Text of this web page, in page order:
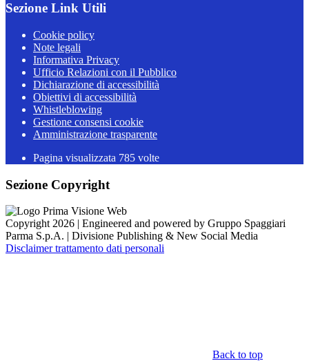
Sezione Link Utili
Cookie policy
Note legali
Informativa Privacy
Ufficio Relazioni con il Pubblico
Dichiarazione di accessibilità
Obiettivi di accessibilità
Whistleblowing
Gestione consensi cookie
Amministrazione trasparente
Pagina visualizzata 785 volte
Sezione Copyright
Copyright 2026 | Engineered and powered by Gruppo Spaggiari
Parma S.p.A. | Divisione Publishing & New Social Media
Disclaimer trattamento dati personali
Back to top